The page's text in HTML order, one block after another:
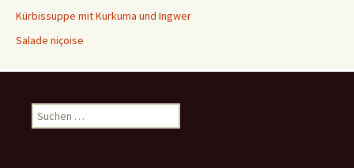
Kürbissuppe mit Kurkuma und Ingwer
Salade niçoise
u